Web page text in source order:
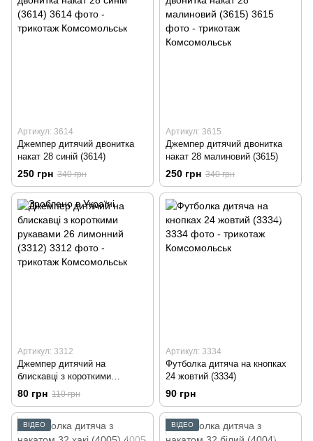
Артикул: 3614
Джемпер дитячий двонитка
накат 28 синій (3614)
250 грн 340 грн
Артикул: 3615
Джемпер дитячий двонитка
накат 28 малиновий (3615)
250 грн 340 грн
Артикул: 3312
Джемпер дитячий на
блискавці з короткими
рукавами 26 лимонний (3312)
80 грн 110 грн
Артикул: 3334
Футболка дитяча на кнопках
24 жовтий (3334)
90 грн
ВІДЕО ВІДЕО